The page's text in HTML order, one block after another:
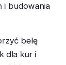
i budowania
belę
dla kur i